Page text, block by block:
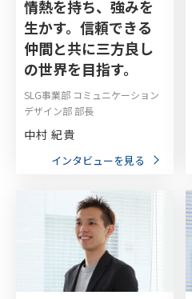
情熱を持ち、強みを
生かす。信頼できる
仲間と共に三方良し
の世界を目指す。
SLG事業部 コミュニケーション
デザイン部 部長
中村 紀貴
インタビューを見る